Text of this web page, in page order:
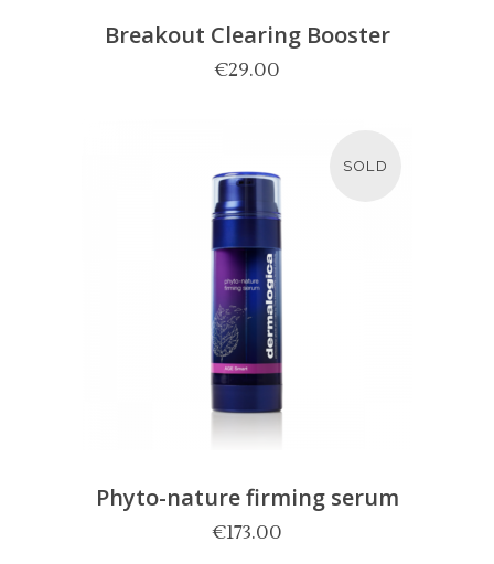
Breakout Clearing Booster
€29.00
SOLD
LEES MEER
Phyto-nature firming serum
€173.00